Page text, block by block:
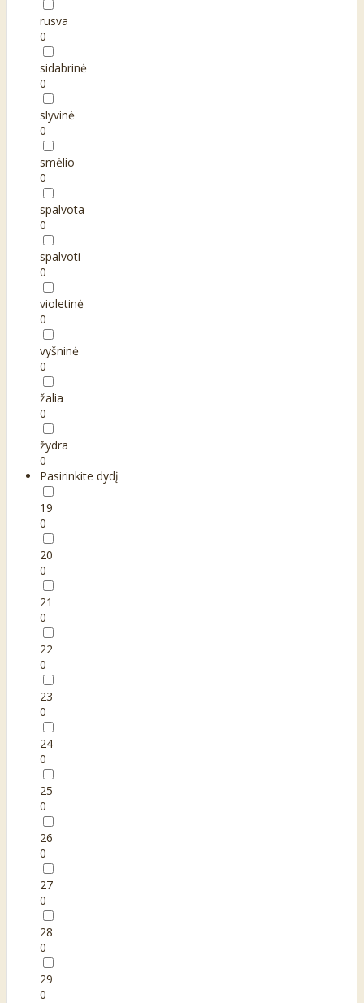
rusva
0
sidabrinė
0
slyvinė
0
smėlio
0
spalvota
0
spalvoti
0
violetinė
0
vyšninė
0
žalia
0
žydra
0
Pasirinkite dydį
19
0
20
0
21
0
22
0
23
0
24
0
25
0
26
0
27
0
28
0
29
0